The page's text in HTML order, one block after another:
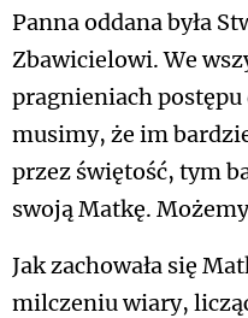
Panna oddana była
Zbawicielowi. We
pragnieniach
musimy, że im
przez świętość, tym
swoją Matkę.
Jak zachowała się
milczeniu wiary,